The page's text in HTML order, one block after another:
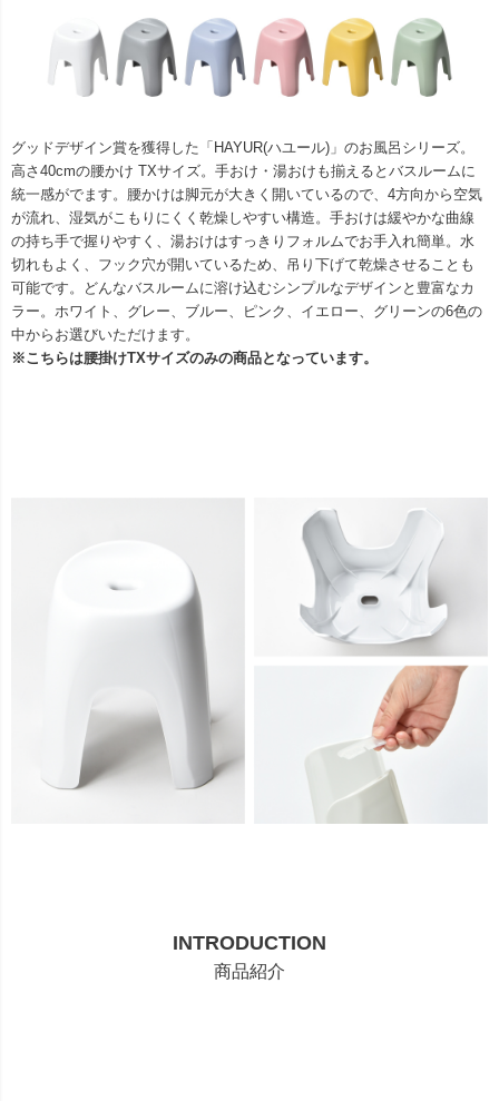
グッドデザイン賞を獲得した「HAYUR(ハユール)」のお風呂シリーズ。
高さ40cmの腰かけ TXサイズ。手おけ・湯おけも揃えるとバスルームに
統一感がでます。腰かけは脚元が大きく開いているので、4方向から空気
が流れ、湿気がこもりにくく乾燥しやすい構造。手おけは緩やかな曲線
の持ち手で握りやすく、湯おけはすっきりフォルムでお手入れ簡単。水
切れもよく、フック穴が開いているため、吊り下げて乾燥させることも
可能です。どんなバスルームに溶け込むシンプルなデザインと豊富なカ
ラー。ホワイト、グレー、ブルー、ピンク、イエロー、グリーンの6色の
中からお選びいただけます。
※こちらは腰掛けTXサイズのみの商品となっています。
INTRODUCTION
商品紹介